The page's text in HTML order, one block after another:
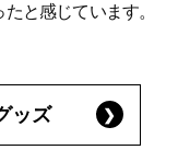
と感じています。
ッズ